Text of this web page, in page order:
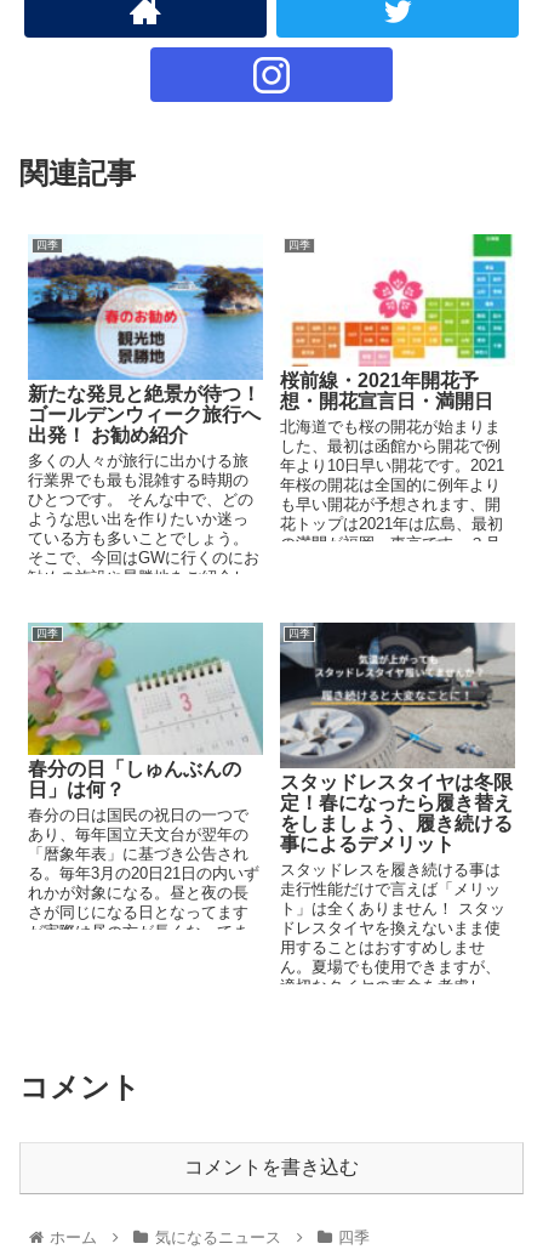
関連記事
四季
新たな発見と絶景が待つ！
ゴールデンウィーク旅行へ
出発！ お勧め紹介
多くの人々が旅行に出かける旅
行業界でも最も混雑する時期の
ひとつです。 そんな中で、どの
ような思い出を作りたいか迷っ
ている方も多いことでしょう。
そこで、今回はGWに行くのにお
勧めの施設や景勝地をご紹介し
四季
桜前線・2021年開花予
想・開花宣言日・満開日
北海道でも桜の開花が始まりま
した、最初は函館から開花で例
年より10日早い開花です。2021
年桜の開花は全国的に例年より
も早い開花が予想されます、開
花トップは2021年は広島、最初
の満開が福岡・東京です。３月
なってます、4月からは東北と北
海道で桜が見れるでしょう。
四季
春分の日「しゅんぶんの
日」は何？
春分の日は国民の祝日の一つで
あり、毎年国立天文台が翌年の
「暦象年表」に基づき公告され
る。毎年3月の20日21日の内いず
れかが対象になる。昼と夜の長
さが同じになる日となってます
が実際は昼の方が長くなってま
四季
スタッドレスタイヤは冬限
定！春になったら履き替え
をしましょう、履き続ける
事によるデメリット
スタッドレスを履き続ける事は
走行性能だけで言えば「メリッ
ト」は全くありません！ スタッ
ドレスタイヤを換えないまま使
用することはおすすめしませ
ん。夏場でも使用できますが、
適切なタイヤの寿命を考慮し、
コメント
コメントを書き込む
ホーム 気になるニュース 四季